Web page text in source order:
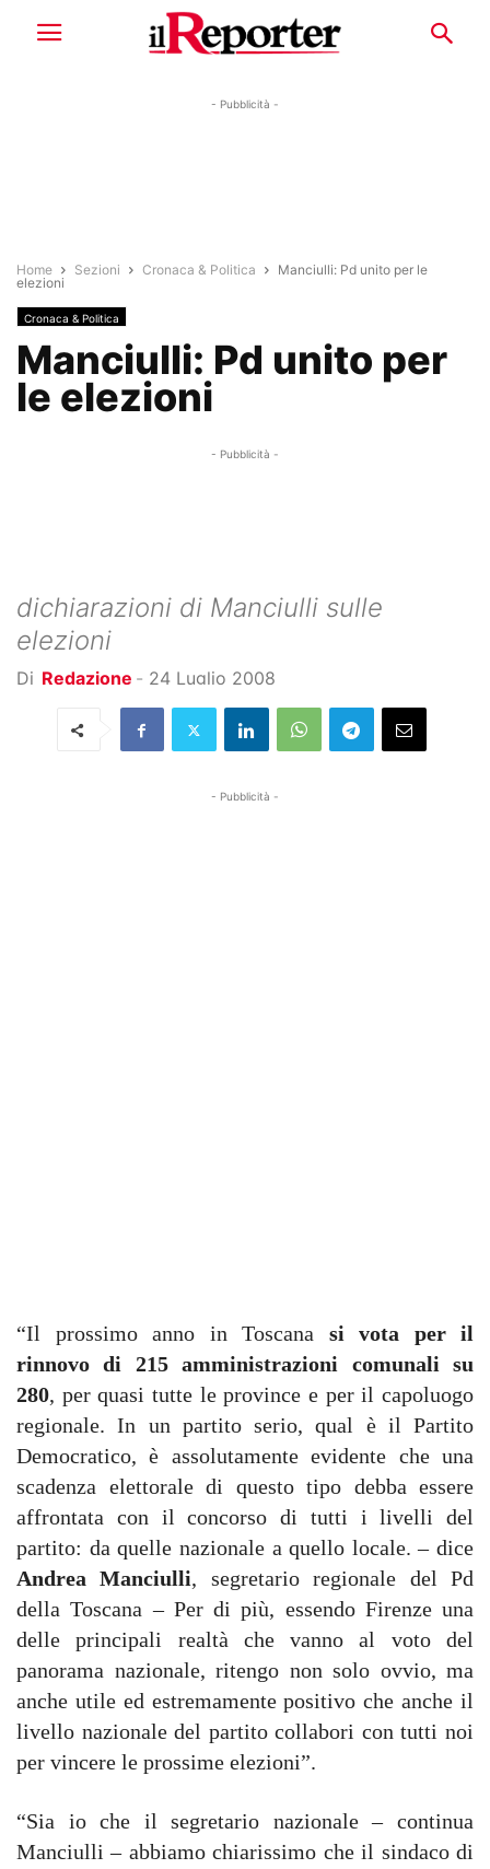
- Pubblicità -
Home Sezioni Cronaca & Politica
Manciulli: Pd unito per le
elezioni
Cronaca & Politica
Manciulli: Pd unito per
le elezioni
- Pubblicità -
dichiarazioni di Manciulli sulle
elezioni
Di Redazione - 24 Luglio 2008
- Pubblicità -
“Il prossimo anno in Toscana si vota per il
rinnovo di 215 amministrazioni comunali su
280, per quasi tutte le province e per il capoluogo
regionale. In un partito serio, qual è il Partito
Democratico, è assolutamente evidente che una
scadenza elettorale di questo tipo debba essere
affrontata con il concorso di tutti i livelli del
partito: da quelle nazionale a quello locale. – dice
Andrea Manciulli, segretario regionale del Pd
della Toscana – Per di più, essendo Firenze una
delle principali realtà che vanno al voto del
panorama nazionale, ritengo non solo ovvio, ma
anche utile ed estremamente positivo che anche il
livello nazionale del partito collabori con tutti noi
per vincere le prossime elezioni”.
“Sia io che il segretario nazionale – continua
Manciulli – abbiamo chiarissimo che il sindaco di